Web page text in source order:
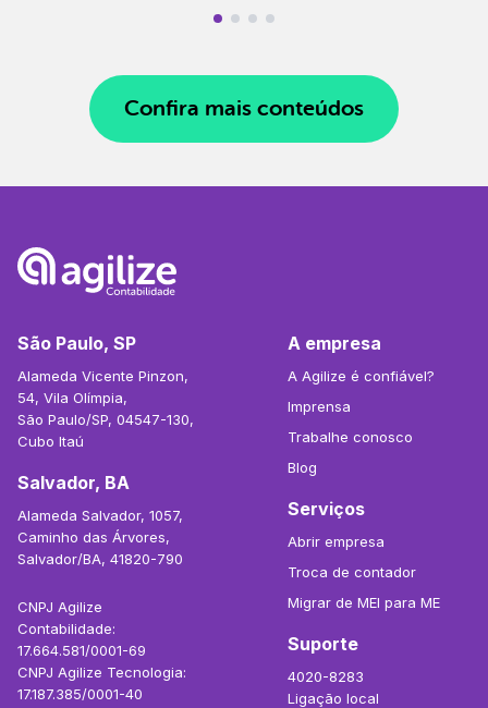
Confira mais conteúdos
São Paulo, SP
Alameda Vicente Pinzon,
54, Vila Olímpia,
São Paulo/SP, 04547-130,
Cubo Itaú
Salvador, BA
Alameda Salvador, 1057,
Caminho das Árvores,
Salvador/BA, 41820-790
CNPJ Agilize
Contabilidade:
17.664.581/0001-69
CNPJ Agilize Tecnologia:
17.187.385/0001-40
A empresa
A Agilize é confiável?
Imprensa
Trabalhe conosco
Blog
Serviços
Abrir empresa
Troca de contador
Migrar de MEI para ME
Suporte
4020-8283
Ligação local